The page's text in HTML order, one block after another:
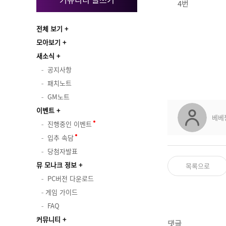
전체 보기
모아보기
새소식
공지사항
패치노트
GM노트
이벤트
진행중인 이벤트
입추 속담
당첨자발표
뮤 모나크 정보
PC버전 다운로드
게임 가이드
FAQ
커뮤니티
4번
베베
목록으로
댓글